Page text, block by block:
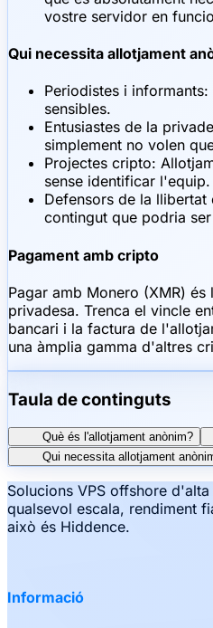
vostre servidor en
Qui necessita allotjament
Periodistes i
sensibles.
Entusiastes de la
simplement no volen
Projectes cripto:
sense identificar l'equip.
Defensors de la
contingut que podria
Pagament amb cripto
Pagar amb Monero (XMR)
privadesa. Trenca el vincle
bancari i la factura de
una àmplia gamma d'altres
Taula de continguts
Què és l'allotjament anònim?
Qui necessita allotjament
Solucions VPS offshore
qualsevol escala, rendiment
això és Hiddence.
Informació